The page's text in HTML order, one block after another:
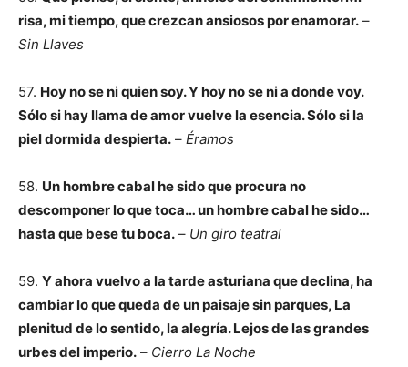
risa, mi tiempo, que crezcan ansiosos por enamorar. –
Sin Llaves
57. Hoy no se ni quien soy. Y hoy no se ni a donde voy.
Sólo si hay llama de amor vuelve la esencia. Sólo si la
piel dormida despierta. – Éramos
58. Un hombre cabal he sido que procura no
descomponer lo que toca… un hombre cabal he sido…
hasta que bese tu boca. – Un giro teatral
59. Y ahora vuelvo a la tarde asturiana que declina, ha
cambiar lo que queda de un paisaje sin parques, La
plenitud de lo sentido, la alegría. Lejos de las grandes
urbes del imperio. – Cierro La Noche